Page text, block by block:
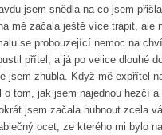
jsem snědla na co jsem
mě začala ještě více trápit, ale
se probouzející nemoc na
přítel, a já po velice dlouhé
jsem zhubla. Když mě expřítel
tom, jak jsem najednou hezčí a
jsem začala hubnout zcela
ocet, ze kterého mi bylo